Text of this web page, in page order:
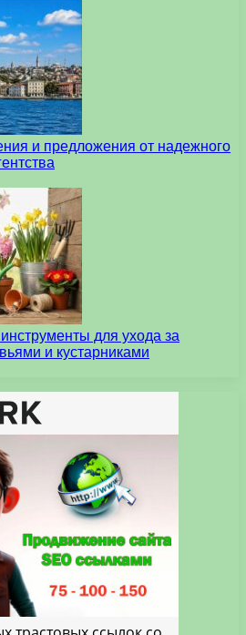
и предложения от надежного
для ухода за
и кустарниками